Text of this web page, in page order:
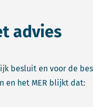
advies
besluit en voor de
en het MER blijkt dat: